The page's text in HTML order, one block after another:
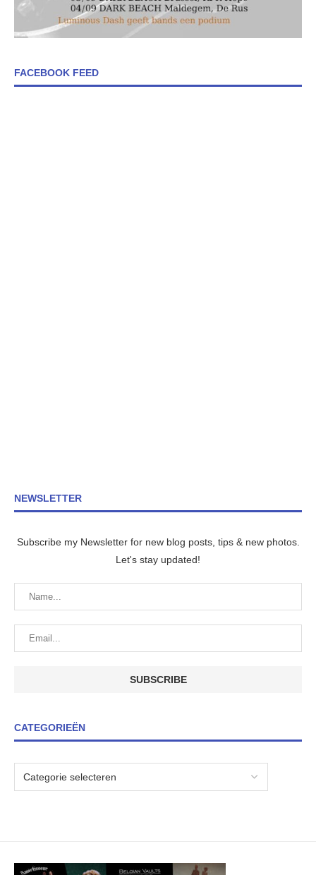
FACEBOOK FEED
NEWSLETTER
Subscribe my Newsletter for new blog posts, tips & new photos.
Let's stay updated!
CATEGORIEËN